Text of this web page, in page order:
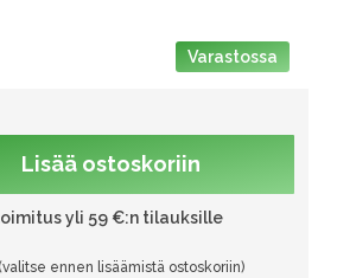
Varastossa
Lisää ostoskoriin
yli 59 €:n tilauksille